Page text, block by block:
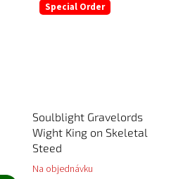
Special Order
Soulblight Gravelords
Wight King on Skeletal
Steed
Na objednávku